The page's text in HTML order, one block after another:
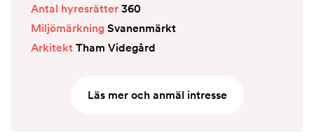
Antal hyresrätter360
MiljömärkningSvanenmärkt
ArkitektTham Videgård
Läs mer och anmäl intresse